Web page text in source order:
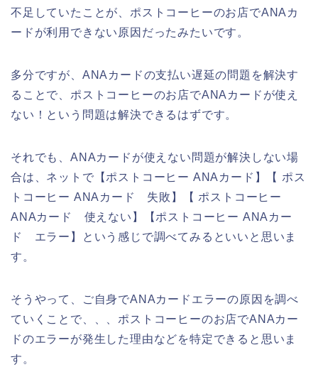
不足していたことが、ポストコーヒーのお店でANAカ
ードが利用できない原因だったみたいです。
多分ですが、ANAカードの支払い遅延の問題を解決す
ることで、ポストコーヒーのお店でANAカードが使え
ない！という問題は解決できるはずです。
それでも、ANAカードが使えない問題が解決しない場
合は、ネットで【ポストコーヒー ANAカード】【 ポス
トコーヒー ANAカード 失敗】【 ポストコーヒー
ANAカード 使えない】【ポストコーヒー ANAカー
ド エラー】という感じで調べてみるといいと思いま
す。
そうやって、ご自身でANAカードエラーの原因を調べ
ていくことで、、、ポストコーヒーのお店でANAカー
ドのエラーが発生した理由などを特定できると思いま
す。